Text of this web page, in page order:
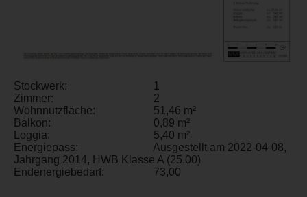
Stockwerk:
1
Zimmer:
2
Wohnnutzfläche:
51,46 m²
Balkon:
0,89 m²
Loggia:
5,40 m²
Energiepass:
Ausgestellt am 2022-04-08,
Jahrgang 2014, HWB Klasse A (25,00)
Endenergiebedarf:
73,00